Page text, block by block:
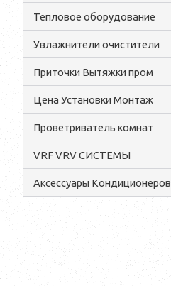
Тепловое оборудование
Увлажнители очистители
Приточки Вытяжки пром
Цена Установки Монтаж
Проветриватель комнат
VRF VRV СИСТЕМЫ
Аксессуары Кондиционеров